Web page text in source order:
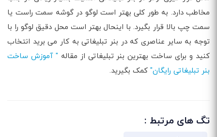
مخاطب دارد. به طور کلی بهتر است لوگو در گوشه سمت راست یا
سمت چپ بالا قرار بگیرد. با اینحال بهتر است محل دقیق لوگو را با
توجه به سایر عناصری که در بنر تبلیغاتی به کار می برید انتخاب
کنید و برای ساخت بهترین بنر تبلیغاتی از مقاله " آموزش ساخت
بنر تبلیغاتی رایگان" کمک بگیرید.
تگ های مرتبط :